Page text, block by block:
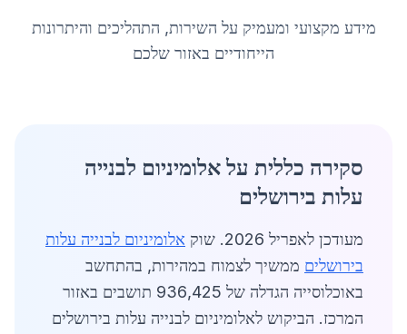
מידע מקצועי ומעמיק על השירות, התהליכים והיתרונות
הייחודיים באזור שלכם
סקירה כללית על אלומיניום לבנייה
עלות בירושלים
מעודכן לאפריל 2026. שוק
אלומיניום לבנייה עלות
בירושלים ממשיך לצמוח במהירות, בהתחשב
באוכלוסייה הגדלה של 936,425 תושבים באזור
המרכז. הביקוש לאלומיניום לבנייה עלות בירושלים